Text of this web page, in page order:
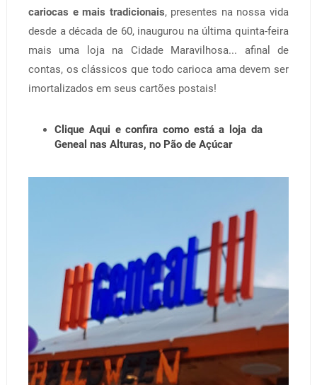
cariocas e mais tradicionais, presentes na nossa vida
desde a década de 60, inaugurou na última quinta-feira
mais uma loja na Cidade Maravilhosa... afinal de
contas, os clássicos que todo carioca ama devem ser
imortalizados em seus cartões postais!
Clique Aqui e confira como está a loja da
Geneal nas Alturas, no Pão de Açúcar